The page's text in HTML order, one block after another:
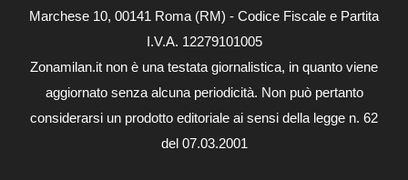
Marchese 10, 00141 Roma (RM) - Codice Fiscale e Partita
I.V.A. 12279101005
Zonamilan.it non è una testata giornalistica, in quanto viene
aggiornato senza alcuna periodicità. Non può pertanto
considerarsi un prodotto editoriale ai sensi della legge n. 62
del 07.03.2001